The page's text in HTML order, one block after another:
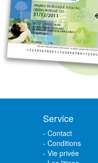
Service
- Contact
- Conditions
- Vie privée